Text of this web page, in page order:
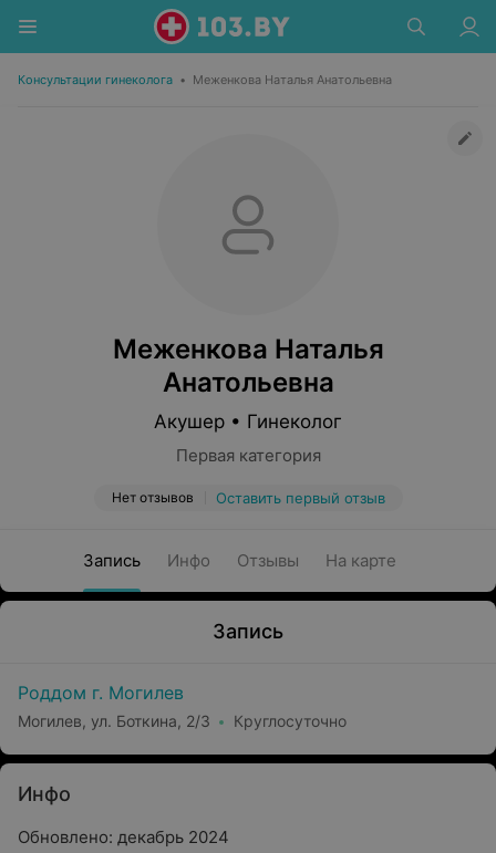
Консультации гинеколога • Меженкова Наталья Анатольевна
Меженкова Наталья
Анатольевна
Акушер • Гинеколог
Первая категория
Нет отзывов Оставить первый отзыв
Запись Инфо Отзывы На карте
Запись
Роддом г. Могилев
Могилев, ул. Боткина, 2/3 Круглосуточно
Инфо
Обновлено: декабрь 2024